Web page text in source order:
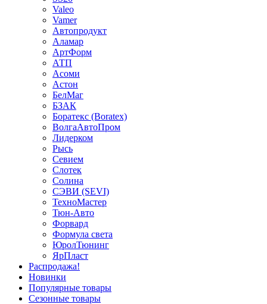
Valeo
Vamer
Автопродукт
Аламар
АртФорм
АТП
Асоми
Астон
БелМаг
БЗАК
Боратекс (Boratex)
ВолгаАвтоПром
Лидерком
Рысь
Севием
Слотек
Солина
СЭВИ (SEVI)
ТехноМастер
Тюн-Авто
Форвард
Формула света
ЮролТюнинг
ЯрПласт
Распродажа!
Новинки
Популярные товары
Сезонные товары